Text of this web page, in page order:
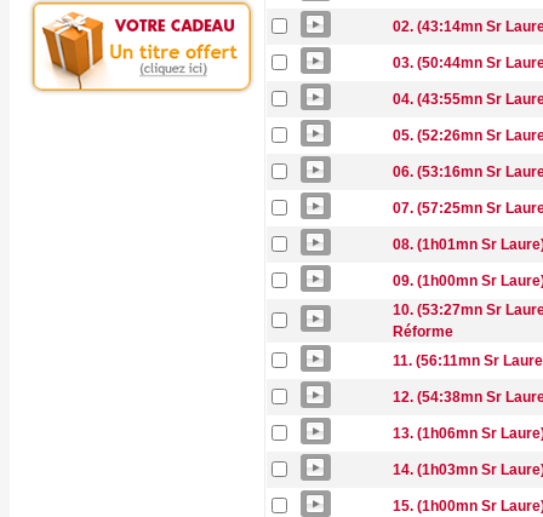
02. (43:14mn Sr
03. (50:44mn Sr
04. (43:55mn Sr
05. (52:26mn Sr
06. (53:16mn Sr
07. (57:25mn Sr
08. (1h01mn Sr
09. (1h00mn Sr
10. (53:27mn Sr
Réforme
11. (56:11mn Sr
12. (54:38mn Sr
13. (1h06mn Sr
14. (1h03mn Sr
15. (1h00mn Sr